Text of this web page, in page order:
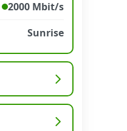
2000 Mbit/s
Sunrise